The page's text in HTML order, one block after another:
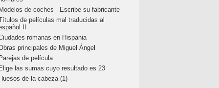
de coches - Escribe su fabricante
de películas mal traducidas al
II
romanas en Hispania
principales de Miguel Ángel
de película
las sumas cuyo resultado es 23
de la cabeza (1)